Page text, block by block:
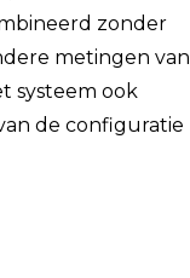
zonder
metingen van
systeem ook
de configuratie